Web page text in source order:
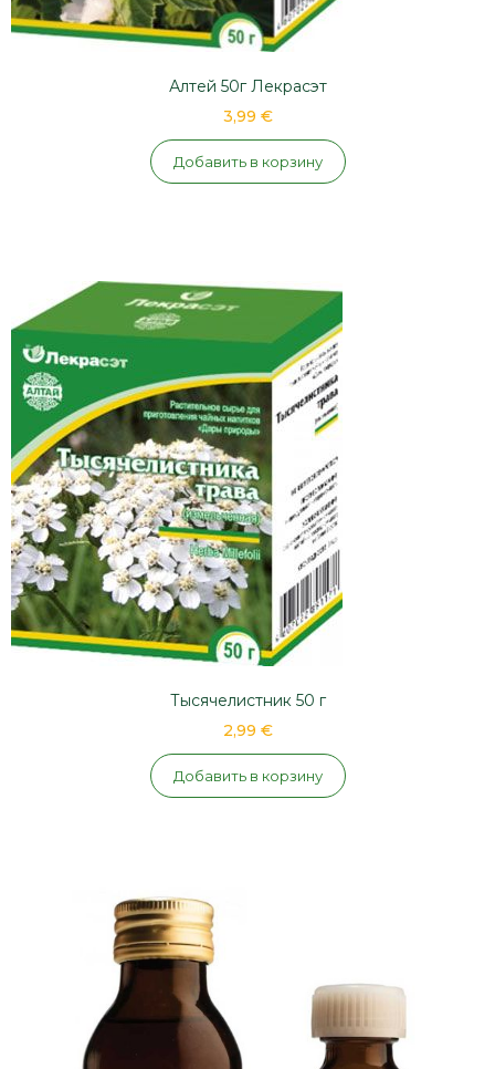
Алтей 50г Лекрасэт
3,99 €
Добавить в корзину
Тысячелистник 50 г
2,99 €
Добавить в корзину